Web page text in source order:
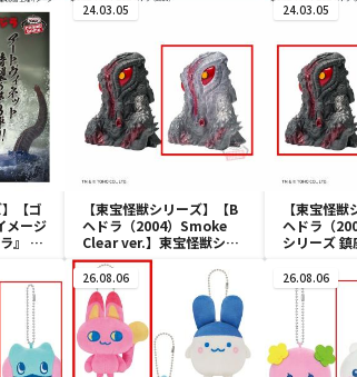
】【ゴ
メージ
』 ア
陸イメ
24.03.05
【東宝怪獣シリーズ】【B
ヘドラ（2004）Smoke
Clear ver.】東宝怪獣シリ
ーズ 鎮座獣 ヘドラ
（2004）
24.03.05
【東宝怪
ヘドラ（
シリーズ 鎮
26.08.06 26.08.06